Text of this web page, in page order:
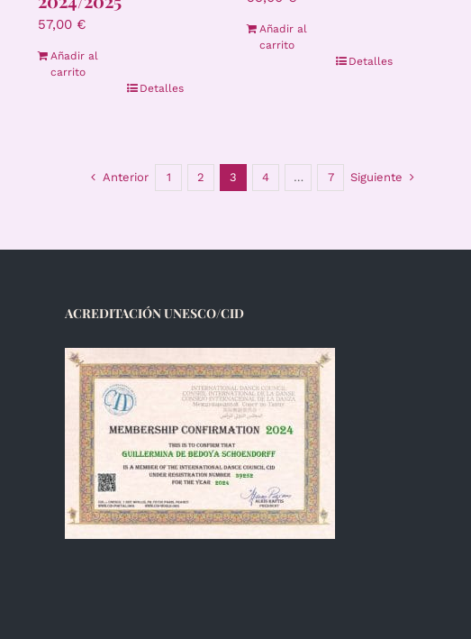
57,00 €
Añadir al
carrito
Detalles
Añadir al
carrito
Detalles
Anterior 1 2 3 4 … 7 Siguiente
ACREDITACIÓN UNESCO/CID